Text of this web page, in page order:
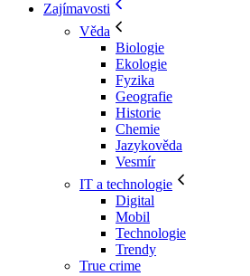
Zajímavosti
Věda
Biologie
Ekologie
Fyzika
Geografie
Historie
Chemie
Jazykověda
Vesmír
IT a technologie
Digital
Mobil
Technologie
Trendy
True crime